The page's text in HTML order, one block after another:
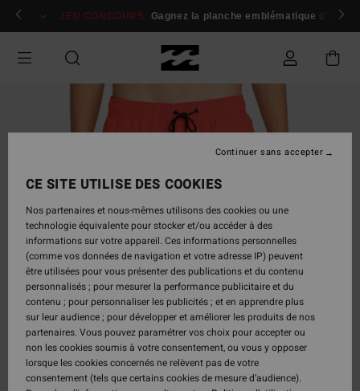
Passer
Se connecter / s'inscrire
JEU CONCOURS Gagnez la planche emblématique d'Andy
CE SITE UTILISE DES COOKIES
Nos partenaires et nous-mêmes utilisons des cookies ou une
technologie équivalente pour stocker et/ou accéder à des
informations sur votre appareil. Ces informations personnelles
(comme vos données de navigation et votre adresse IP) peuvent
être utilisées pour vous présenter des publications et du contenu
personnalisés ; pour mesurer la performance publicitaire et du
contenu ; pour personnaliser les publicités ; et en apprendre plus
sur leur audience ; pour développer et améliorer les produits de nos
partenaires. Vous pouvez paramétrer vos choix pour accepter ou
non les cookies soumis à votre consentement, ou vous y opposer
lorsque les cookies concernés ne relèvent pas de votre
consentement (tels que certains cookies de mesure d’audience).
Continuer sans accepter